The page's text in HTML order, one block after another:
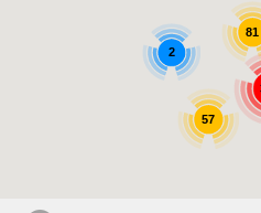
81
57
2